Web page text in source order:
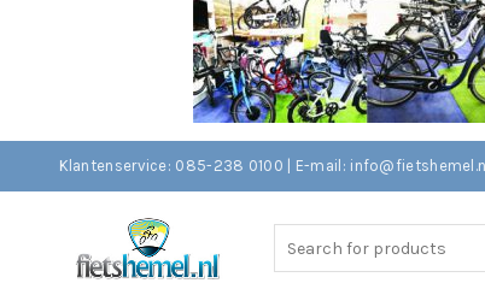
Klantenservice: 085-238 0100 | E-mail: info@fietshemel.nl